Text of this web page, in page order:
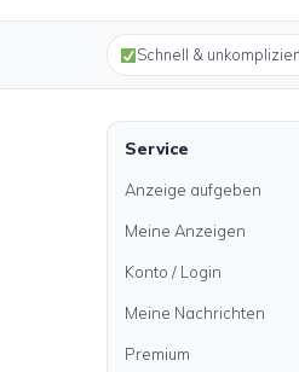
Schnell &
Service
Anzeige aufgeben
Meine Anzeigen
Konto / Login
Meine Nachrichten
Premium